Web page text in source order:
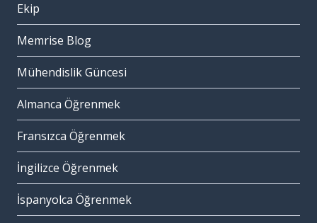
Ekip
Memrise Blog
Mühendislik Güncesi
Almanca Öğrenmek
Fransızca Öğrenmek
İngilizce Öğrenmek
İspanyolca Öğrenmek